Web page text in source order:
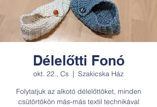
Délelőtti Fonó
okt. 22., Cs
  |
Szakicska Ház
Folytatjuk az alkotó délelőttöket, minden
csütörtökön más-más textil technikával